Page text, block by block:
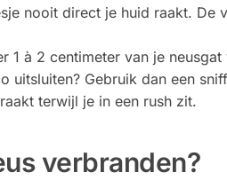
nooit direct je huid raakt. De
1 à 2 centimeter van je neusgat
uitsluiten? Gebruik dan een
terwijl je in een rush zit.
verbranden?